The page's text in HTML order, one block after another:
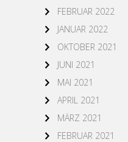
FEBRUAR 2022
JANUAR 2022
OKTOBER 2021
JUNI 2021
MAI 2021
APRIL 2021
MÄRZ 2021
FEBRUAR 2021